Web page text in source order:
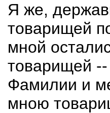
Я же,
товарищей
мной
товарищей --
Фамилии и
мною